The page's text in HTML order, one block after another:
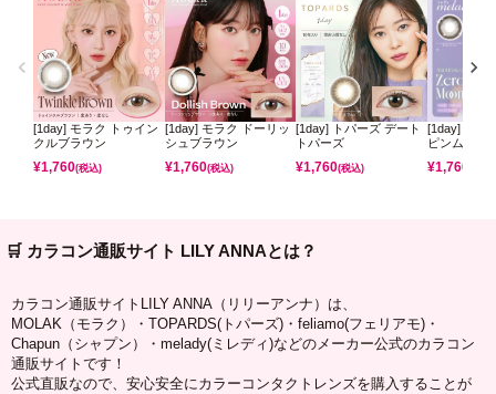
[1day] モラク トゥイン
クルブラウン
¥1,760(税込)
[1day] モラク ドーリッ
シュブラウン
¥1,760(税込)
[1day] トパーズ デート
トパーズ
¥1,760(税込)
[1day] ミレ
ピンムーン
¥1,760
🛒 カラコン通販サイト LILY ANNAとは？
カラコン通販サイトLILY ANNA（リリーアンナ）は、
MOLAK（モラク）・TOPARDS(トパーズ)・feliamo(フェリアモ)・
Chapun（シャプン）・melady(ミレディ)などのメーカー公式のカラコン
通販サイトです！
公式直販なので、安心安全にカラーコンタクトレンズを購入することが